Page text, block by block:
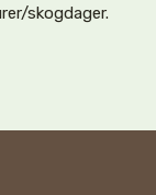
skogdager.